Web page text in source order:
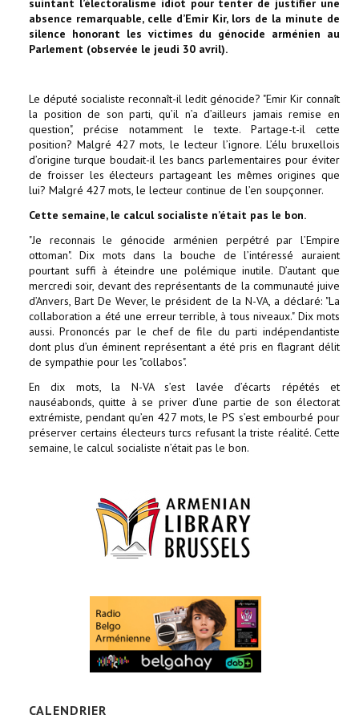
suintant l’électoralisme idiot pour tenter de justifier une
absence remarquable, celle d’Emir Kir, lors de la minute de
silence honorant les victimes du génocide arménien au
Parlement (observée le jeudi 30 avril).
Le député socialiste reconnaît-il ledit génocide? "Emir Kir connaît
la position de son parti, qu’il n’a d’ailleurs jamais remise en
question", précise notamment le texte. Partage-t-il cette
position? Malgré 427 mots, le lecteur l’ignore. L’élu bruxellois
d’origine turque boudait-il les bancs parlementaires pour éviter
de froisser les électeurs partageant les mêmes origines que
lui? Malgré 427 mots, le lecteur continue de l’en soupçonner.
Cette semaine, le calcul socialiste n’était pas le bon.
"Je reconnais le génocide arménien perpétré par l’Empire
ottoman". Dix mots dans la bouche de l’intéressé auraient
pourtant suffi à éteindre une polémique inutile. D’autant que
mercredi soir, devant des représentants de la communauté juive
d’Anvers, Bart De Wever, le président de la N-VA, a déclaré: "La
collaboration a été une erreur terrible, à tous niveaux." Dix mots
aussi. Prononcés par le chef de file du parti indépendantiste
dont plus d’un éminent représentant a été pris en flagrant délit
de sympathie pour les "collabos".
En dix mots, la N-VA s’est lavée d’écarts répétés et
nauséabonds, quitte à se priver d’une partie de son électorat
extrémiste, pendant qu’en 427 mots, le PS s’est embourbé pour
préserver certains électeurs turcs refusant la triste réalité. Cette
semaine, le calcul socialiste n’était pas le bon.
CALENDRIER